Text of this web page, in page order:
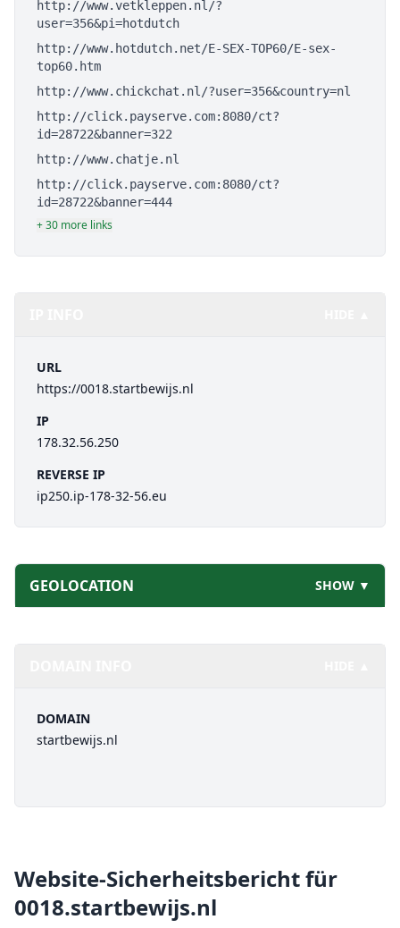
http://www.vetkleppen.nl/?
user=356&pi=hotdutch
http://www.hotdutch.net/E-SEX-TOP60/E-sex-
top60.htm
http://www.chickchat.nl/?user=356&country=nl
http://click.payserve.com:8080/ct?
id=28722&banner=322
http://www.chatje.nl
http://click.payserve.com:8080/ct?
id=28722&banner=444
+ 30 more links
URL
https://0018.startbewijs.nl
IP
178.32.56.250
REVERSE IP
ip250.ip-178-32-56.eu
GEOLOCATION SHOW ▼
DOMAIN
startbewijs.nl
Website-Sicherheitsbericht für
0018.startbewijs.nl